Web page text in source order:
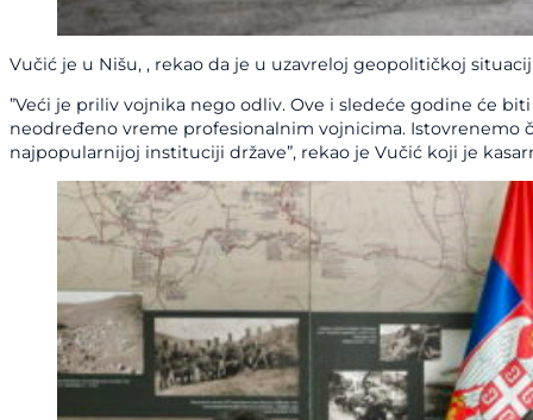
Vučić je u Nišu, , rekao da je u uzavreloj geopolitičkoj
”Veći je priliv vojnika nego odliv. Ove i sledeće godine će
neodređeno vreme profesionalnim vojnicima. Istovrenemo
najpopularnijoj instituciji države”, rekao je Vučić koji je